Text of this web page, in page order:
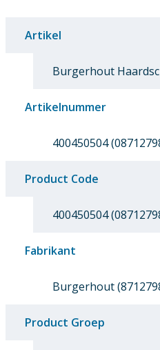
Artikel
Burgerhout
Artikelnummer
400450504
Product Code
400450504
Fabrikant
Burgerhout
Product Groep